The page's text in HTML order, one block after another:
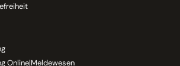
Online|Meldewesen